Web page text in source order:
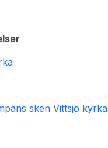
sken Vittsjö kyrka